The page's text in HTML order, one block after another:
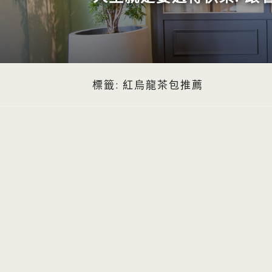
標籤: 紅烏龍茶包推薦